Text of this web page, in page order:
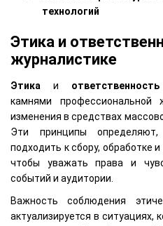
технологий
Этика и
журналистике
Этика и ответственность
камнями профессиональной
изменения в средствах
Эти принципы
подходить к сбору, обработке
чтобы уважать права и
событий и аудитории.
Важность соблюдения
актуализируется в ситуациях,